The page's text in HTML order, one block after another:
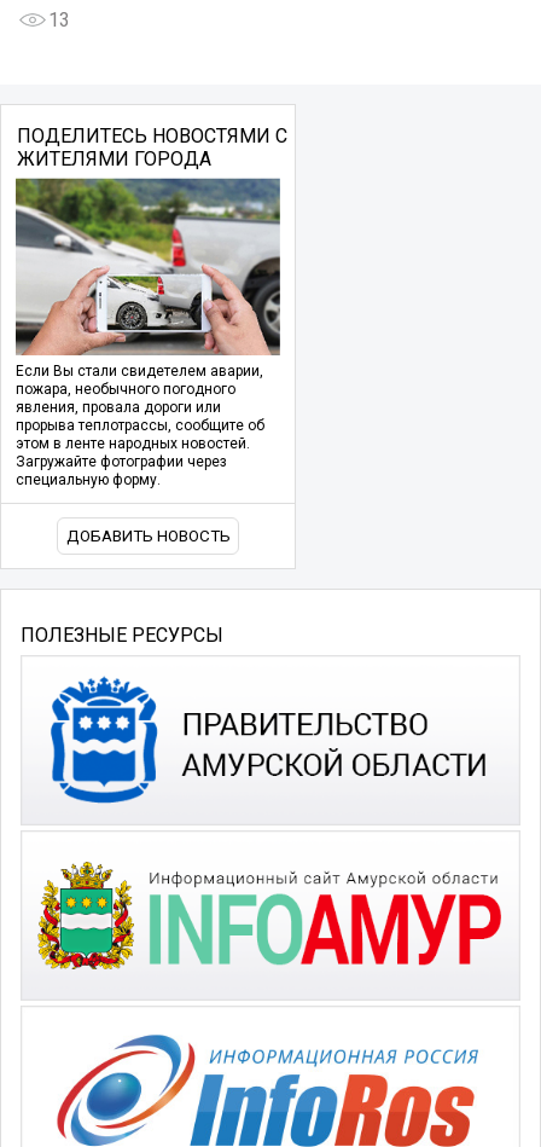
13
ПОДЕЛИТЕСЬ НОВОСТЯМИ С
ЖИТЕЛЯМИ ГОРОДА
Если Вы стали свидетелем аварии,
пожара, необычного погодного
явления, провала дороги или
прорыва теплотрассы, сообщите об
этом в ленте народных новостей.
Загружайте фотографии через
специальную форму.
ДОБАВИТЬ НОВОСТЬ
ПОЛЕЗНЫЕ РЕСУРСЫ